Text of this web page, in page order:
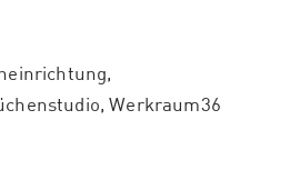
Werkraum36